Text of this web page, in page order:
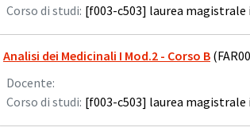
Corso di studi: [f003-c503] laurea
Analisi dei Medicinali I Mod.2 - Corso B
Docente:
Corso di studi: [f003-c503] laurea